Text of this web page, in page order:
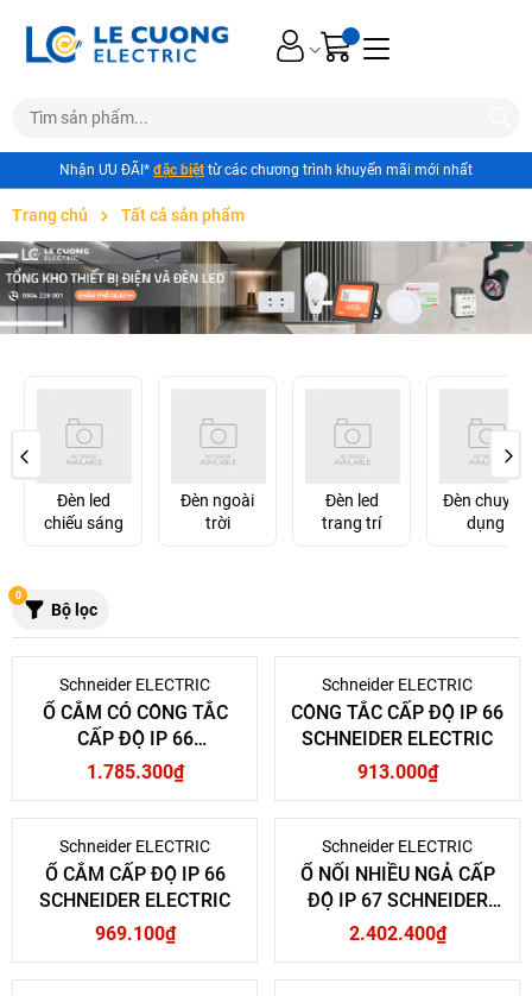
Nhận ƯU ĐÃI* đặc biệt từ các chương trình khuyến mãi mới nhất
Trang chủ Tất cả sản phẩm
Đèn led
chiếu sáng
Đèn ngoài
trời
Đèn led
trang trí
Đèn chuyên
dụng
Bộ lọc
0
Schneider ELECTRIC
Ổ CẮM CÓ CÔNG TẮC
CẤP ĐỘ IP 66
SCHNEIDER ELECTRIC
1.785.300₫
Schneider ELECTRIC
CÔNG TẮC CẤP ĐỘ IP 66
SCHNEIDER ELECTRIC
913.000₫
Schneider ELECTRIC
Ổ CẮM CẤP ĐỘ IP 66
SCHNEIDER ELECTRIC
969.100₫
Schneider ELECTRIC
Ổ NỐI NHIỀU NGẢ CẤP
ĐỘ IP 67 SCHNEIDER
ELECTRIC
2.402.400₫